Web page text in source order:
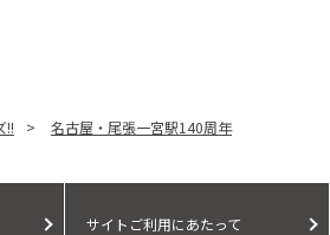
!! >
名古屋・尾張一宮駅140周年
サイトご利用にあたって